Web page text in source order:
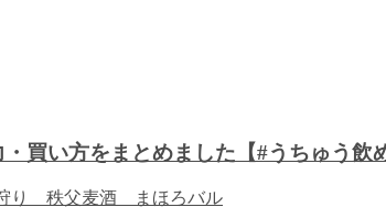
買い方をまとめました【#うちゅう飲